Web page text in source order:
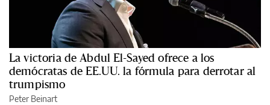
La victoria de Abdul El-Sayed ofrece a los
demócratas de EE.UU. la fórmula para derrotar al
trumpismo
Peter Beinart